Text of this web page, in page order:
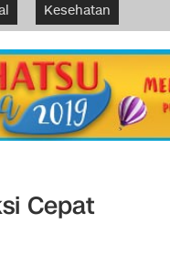
Kesehatan
Cepat